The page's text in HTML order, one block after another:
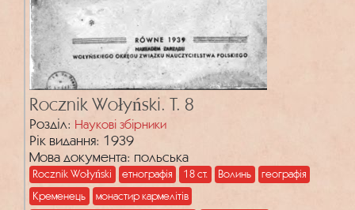
Rocznik Wołyński. T. 8
Розділ: Наукові збірники
Рік видання: 1939
Мова документа: польська
Rocznik Wołyński етнографія 18 ст. Волинь
географія
Кременець
монастир кармелітів